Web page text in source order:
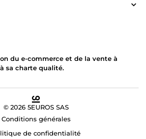
du e-commerce et de la vente à
sa charte qualité.
© 2026 5EUROS SAS
Conditions générales
de confidentialité